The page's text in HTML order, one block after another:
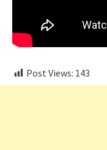
Post Views: 143